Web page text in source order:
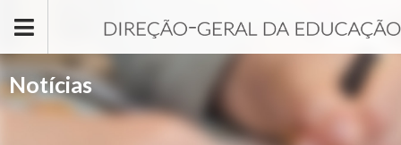
Notícias